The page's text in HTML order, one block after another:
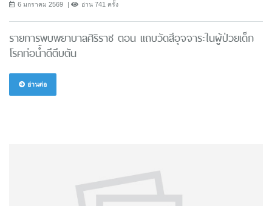
6 มกราคม 2569 อ่าน 741 ครั้ง
รายการพบพยาบาลศิริราช ตอน แถบวัดสีอุจจาระในผู้ป่วยเด็ก
โรคท่อน้ำดีตีบตัน
อ่านต่อ